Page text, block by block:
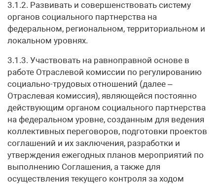
3.1.2. Развивать и совершенствовать систему
органов социального партнерства на
федеральном, региональном, территориальном и
локальном уровнях.
3.1.3. Участвовать на равноправной основе в
работе Отраслевой комиссии по регулированию
социально-трудовых отношений (далее –
Отраслевая комиссия), являющейся постоянно
действующим органом социального партнерства
на федеральном уровне, созданным для ведения
коллективных переговоров, подготовки проектов
соглашений и их заключения, разработки и
утверждения ежегодных планов мероприятий по
выполнению Соглашения, а также для
осуществления текущего контроля за ходом